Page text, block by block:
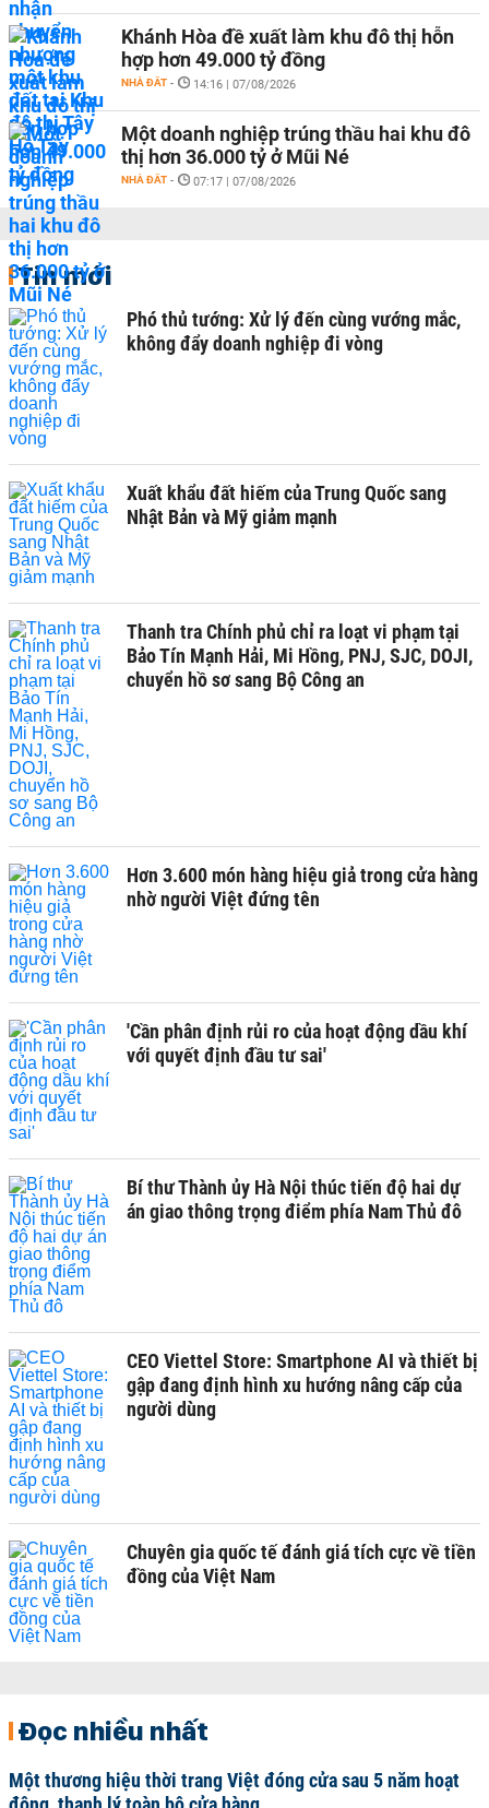
Khánh Hòa đề xuất làm khu đô thị hỗn
hợp hơn 49.000 tỷ đồng
NHÀ ĐẤT - 14:16 | 07/08/2026
Một doanh nghiệp trúng thầu hai khu đô
thị hơn 36.000 tỷ ở Mũi Né
NHÀ ĐẤT - 07:17 | 07/08/2026
Tin mới
Phó thủ tướng: Xử lý đến cùng vướng mắc,
không đẩy doanh nghiệp đi vòng
Xuất khẩu đất hiếm của Trung Quốc sang
Nhật Bản và Mỹ giảm mạnh
Thanh tra Chính phủ chỉ ra loạt vi phạm tại
Bảo Tín Mạnh Hải, Mi Hồng, PNJ, SJC, DOJI,
chuyển hồ sơ sang Bộ Công an
Hơn 3.600 món hàng hiệu giả trong cửa hàng
nhờ người Việt đứng tên
'Cần phân định rủi ro của hoạt động dầu khí
với quyết định đầu tư sai'
Bí thư Thành ủy Hà Nội thúc tiến độ hai dự
án giao thông trọng điểm phía Nam Thủ đô
CEO Viettel Store: Smartphone AI và thiết bị
gập đang định hình xu hướng nâng cấp của
người dùng
Chuyên gia quốc tế đánh giá tích cực về tiền
đồng của Việt Nam
Đọc nhiều nhất
Một thương hiệu thời trang Việt đóng cửa sau 5 năm hoạt